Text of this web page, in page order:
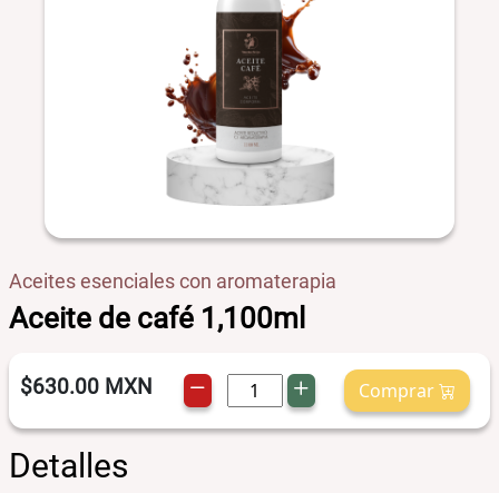
Aceites esenciales con aromaterapia
Aceite de café 1,100ml
$630.00 MXN Comprar
Detalles